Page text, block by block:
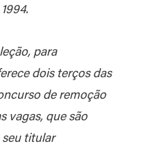
para
dois terços das
de remoção
vagas, que são
titular